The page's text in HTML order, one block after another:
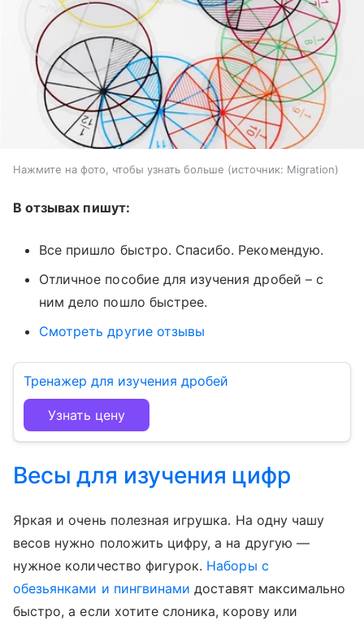
Нажмите на фото, чтобы узнать больше источник: Migration
В отзывах пишут:
Все пришло быстро. Спасибо. Рекомендую.
Отличное пособие для изучения дробей – с
ним дело пошло быстрее.
Смотреть другие отзывы
Тренажер для изучения дробей
Узнать цену
Весы для изучения цифр
Яркая и очень полезная игрушка. На одну чашу
весов нужно положить цифру, а на другую —
нужное количество фигурок. Наборы с
обезьянками и пингвинами доставят максимально
быстро, а если хотите слоника, корову или